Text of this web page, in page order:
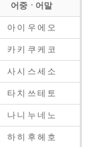
어중ㆍ어말
아 이 우 에 오
카 키 쿠 케 코
사 시 스 세 소
타 치 쓰 테 토
나 니 누 네 노
하 히 후 헤 호